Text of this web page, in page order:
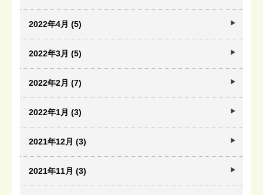
2022年4月 (5)
2022年3月 (5)
2022年2月 (7)
2022年1月 (3)
2021年12月 (3)
2021年11月 (3)